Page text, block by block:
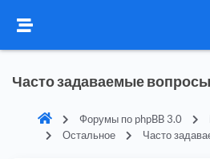
Часто задаваемые вопросы
Форумы по phpBB 3.0
Остальное
Часто